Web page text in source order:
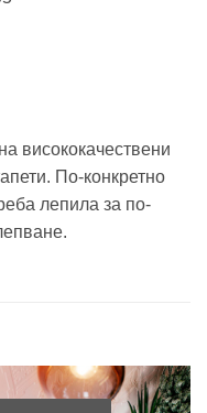
висококачествени
По-конкретно
лепила за по-